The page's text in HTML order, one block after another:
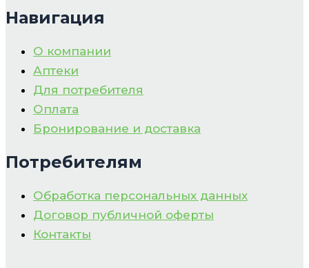
Навигация
О компании
Аптеки
Для потребителя
Оплата
Бронирование и доставка
Потребителям
Обработка персональных данных
Договор публичной оферты
Контакты